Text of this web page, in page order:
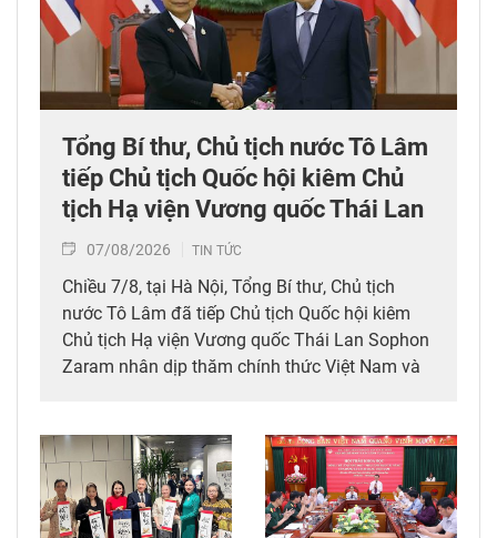
Tổng Bí thư, Chủ tịch nước Tô Lâm
tiếp Chủ tịch Quốc hội kiêm Chủ
tịch Hạ viện Vương quốc Thái Lan
07/08/2026 TIN TỨC
Chiều 7/8, tại Hà Nội, Tổng Bí thư, Chủ tịch
nước Tô Lâm đã tiếp Chủ tịch Quốc hội kiêm
Chủ tịch Hạ viện Vương quốc Thái Lan Sophon
Zaram nhân dịp thăm chính thức Việt Nam và
(6/8/1976 – 6/8/2026).